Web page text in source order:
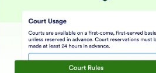
Mehr erfahren